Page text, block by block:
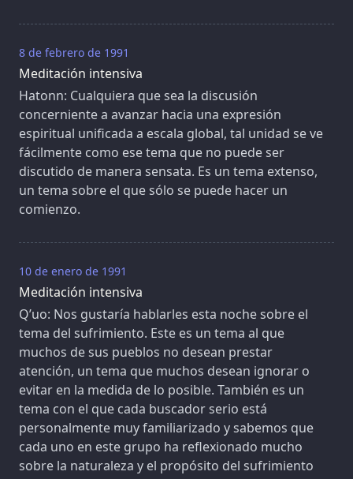
8 de febrero de 1991
Meditación intensiva
Hatonn: Cualquiera que sea la discusión
concerniente a avanzar hacia una expresión
espiritual unificada a escala global, tal unidad se ve
fácilmente como ese tema que no puede ser
discutido de manera sensata. Es un tema extenso,
un tema sobre el que sólo se puede hacer un
comienzo.
10 de enero de 1991
Meditación intensiva
Q’uo: Nos gustaría hablarles esta noche sobre el
tema del sufrimiento. Este es un tema al que
muchos de sus pueblos no desean prestar
atención, un tema que muchos desean ignorar o
evitar en la medida de lo posible. También es un
tema con el que cada buscador serio está
personalmente muy familiarizado y sabemos que
cada uno en este grupo ha reflexionado mucho
sobre la naturaleza y el propósito del sufrimiento